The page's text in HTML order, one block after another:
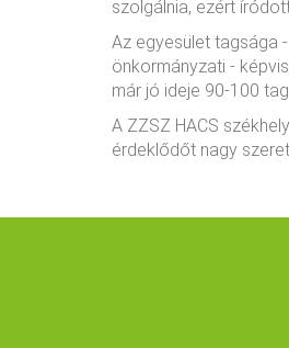
szolgálnia, ezért
Az egyesület tagsága
önkormányzati -
már jó ideje 90-100
A ZZSZ HACS
érdeklődőt nagy